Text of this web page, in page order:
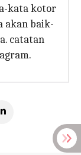
kata kotor
akan baik-
catatan